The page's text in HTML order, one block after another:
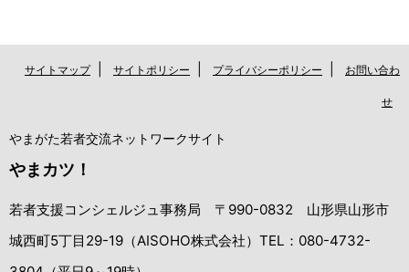
サイトマップ サイトポリシー プライバシーポリシー お問い合わ
せ
やまがた若者交流ネットワークサイト
やまカツ！
若者支援コンシェルジュ事務局 〒990-0832 山形県山形市
城西町5丁目29-19（AISOHO株式会社）TEL：080-4732-